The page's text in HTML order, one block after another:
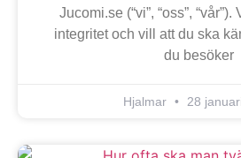
Jucomi.se (“vi”, “oss”,
integritet och vill att du ska
du besöker
Hjalmar 28